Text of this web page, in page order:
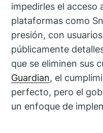
impedirles el acceso
plataformas como
presión, con
públicamente
que se eliminen sus
Guardian, el
perfecto, pero el
un enfoque de